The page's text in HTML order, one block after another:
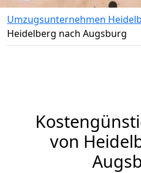
Umzugsunternehmen
Heidelberg nach Augsburg
von